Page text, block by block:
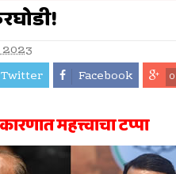
Twitter Facebook 0
महत्त्वाचा टप्पा